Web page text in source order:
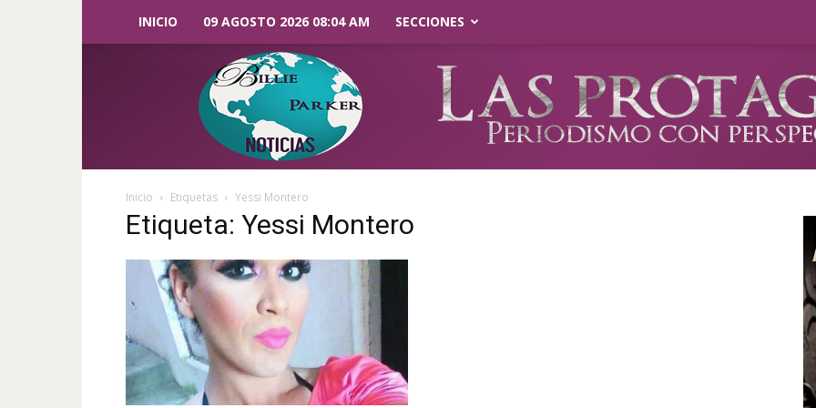
INICIO 09 AGOSTO 2026 08:04 AM SECCIONES
Parker
Noticias
Inicio Etiquetas Yessi Montero
Etiqueta: Yessi Montero